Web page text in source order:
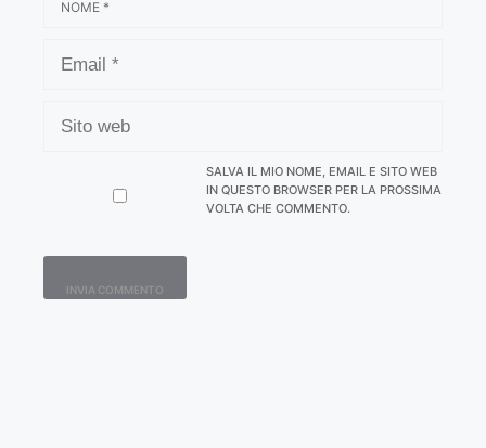
WEB
SALVA IL MIO NOME, EMAIL E SITO WEB
IN QUESTO BROWSER PER LA PROSSIMA
VOLTA CHE COMMENTO.